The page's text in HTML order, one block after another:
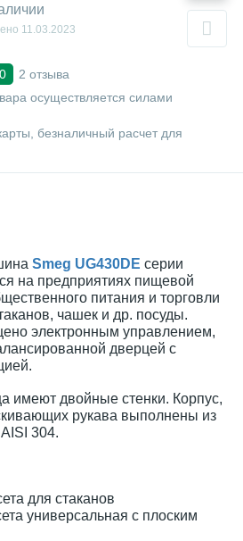
2 отзыва
осуществляется силами
безналичный расчет для
11.03.2023
Smeg UG430DE серии
на предприятиях пищевой
питания и торговли
чашек и др. посуды.
электронным управлением,
дверцей с
имеют двойные стенки. Корпус,
рукава выполнены из
304.
для стаканов
универсальная с плоским